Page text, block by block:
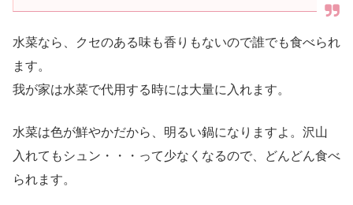
水菜なら、クセのある味も香りもないので誰でも食べられ
ます。
我が家は水菜で代用する時には大量に入れます。
水菜は色が鮮やかだから、明るい鍋になりますよ。沢山
入れてもシュン・・・って少なくなるので、どんどん食べ
られます。